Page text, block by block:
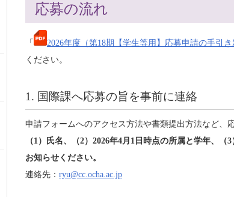
応募の流れ
「 2026年度（第18期【学生等用】応募申請の手引
ください。
1. 国際課へ応募の旨を事前に連絡
申請フォームへのアクセス方法や書類提出方法など、
（1）氏名、（2）2026年4月1日時点の所属と学年、
お知らせください。
連絡先： ryu@cc.ocha.ac.jp